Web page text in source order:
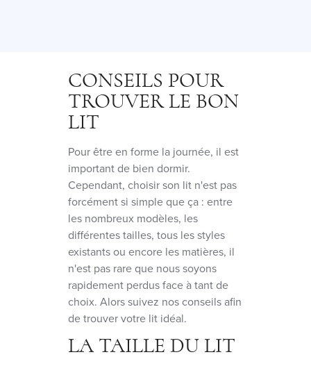
CONSEILS POUR
TROUVER LE BON
LIT
Pour être en forme la journée, il est
important de bien dormir.
Cependant, choisir son lit n'est pas
forcément si simple que ça : entre
les nombreux modèles, les
différentes tailles, tous les styles
existants ou encore les matières, il
n'est pas rare que nous soyons
rapidement perdus face à tant de
choix. Alors suivez nos conseils afin
de trouver votre lit idéal.
LA TAILLE DU LIT